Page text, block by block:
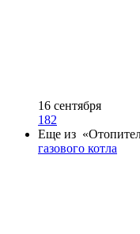
16 сентября
182
Еще из
газового котла